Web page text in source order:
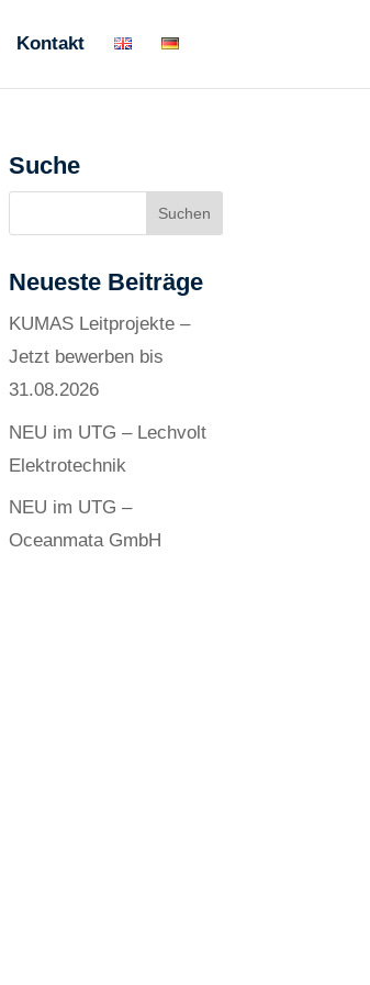
Kontakt
Suche
Neueste Beiträge
KUMAS Leitprojekte –
Jetzt bewerben bis
31.08.2026
NEU im UTG – Lechvolt
Elektrotechnik
NEU im UTG –
Oceanmata GmbH